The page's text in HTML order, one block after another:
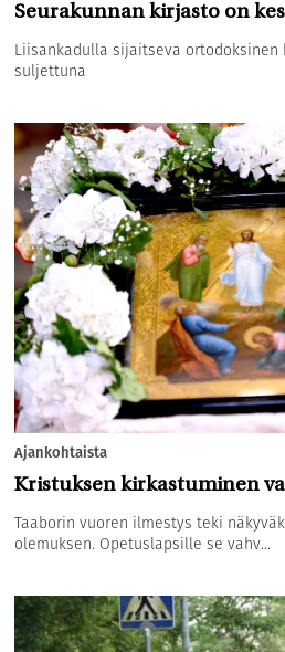
Seurakunnan kirjasto on
Liisankadulla sijaitseva ortodoksinen
suljettuna
Ajankohtaista
Kristuksen kirkastuminen
Taaborin vuoren ilmestys teki
olemuksen. Opetuslapsille se vahv...